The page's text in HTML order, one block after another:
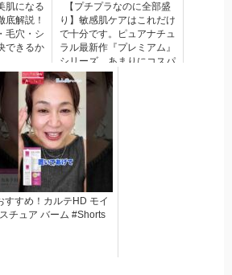
肌になる
底解説！
毛穴・シ
できるか
【プチプラなのに全部盛
り】敏感肌ケアはこれだけ
で十分です。ピュアナチュ
ラル最新作『プレミアム』
シリーズ、あまりにコスパ
が神すぎる…！！
すすめ！カルテHD モイ
スチュア バーム #Shorts